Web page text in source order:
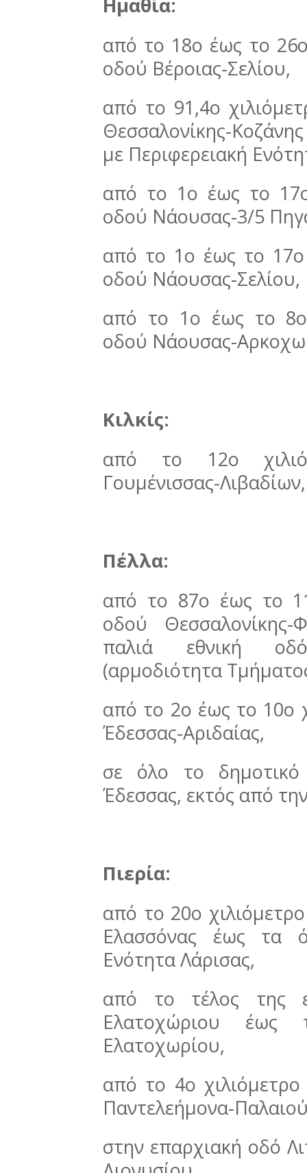
Ημαθία:
από το 18ο έως το
οδού Βέροιας-Σελίου,
από το 91,4ο
Θεσσαλονίκης-
με Περιφερειακή
από το 1ο έως το 17ο
οδού Νάουσας-3/5
από το 1ο έως το 17ο
οδού Νάουσας-Σελίου,
από το 1ο έως το 8ο
οδού Νάουσας-
Κιλκίς:
από το 12ο
Γουμένισσας-Λιβαδίων,
Πέλλα:
από το 87ο έως το
οδού
παλιά εθνική οδό
(αρμοδιότητα
από το 2ο έως το 10ο
Έδεσσας-Αριδαίας,
σε όλο το
Έδεσσας, εκτός από
Πιερία:
από το 20ο
Ελασσόνας έως τα
Ενότητα Λάρισας,
από το τέλος της
Ελατοχώριου έως
Ελατοχωρίου,
από το 4ο
Παντελεήμονα-
στην επαρχιακή οδό